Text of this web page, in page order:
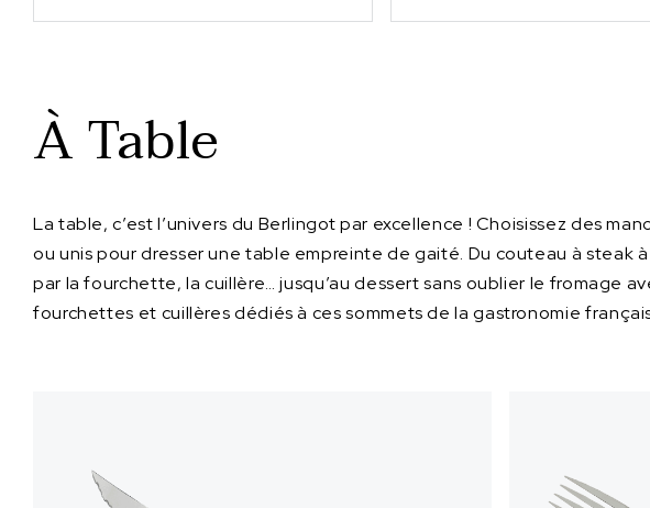
À Table
La table, c’est l’univers du Berlingot par excellence ! Choisissez des
ou unis pour dresser une table empreinte de gaité. Du couteau à steak
par la fourchette, la cuillère… jusqu’au dessert sans oublier le fromage
fourchettes et cuillères dédiés à ces sommets de la gastronomie